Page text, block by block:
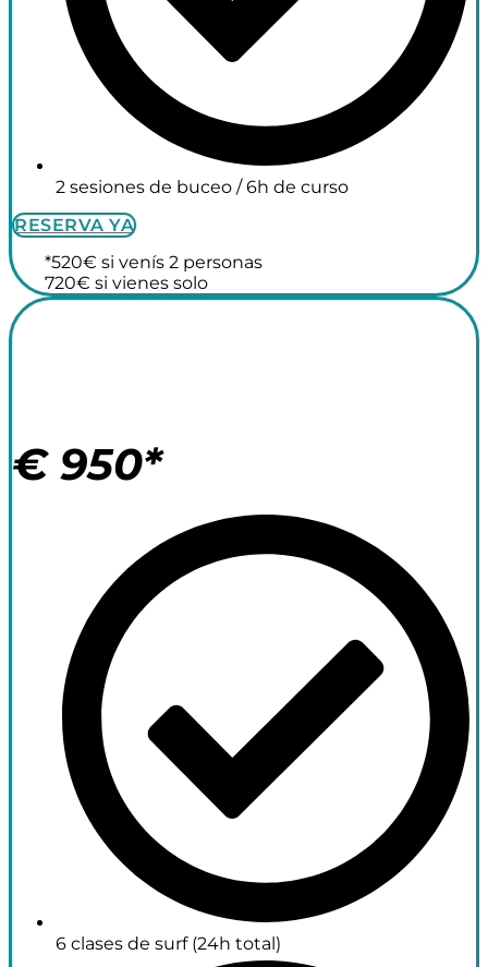
2 sesiones de buceo / 6h de curso
RESERVA YA
*520€ si venís 2 personas
720€ si vienes solo
€ 950*
6 clases de surf (24h total)